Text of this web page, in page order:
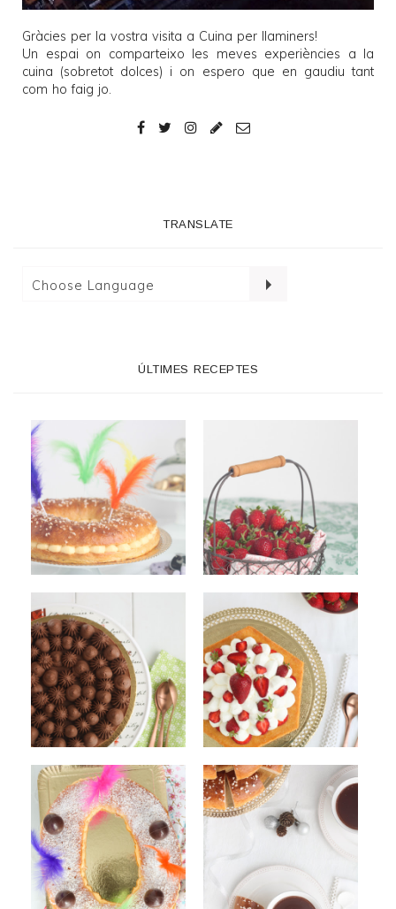
Gràcies per la vostra visita a Cuina per llaminers!
Un espai on comparteixo les meves experiències a la
cuina (sobretot dolces) i on espero que en gaudiu tant
com ho faig jo.
TRANSLATE
ÚLTIMES RECEPTES